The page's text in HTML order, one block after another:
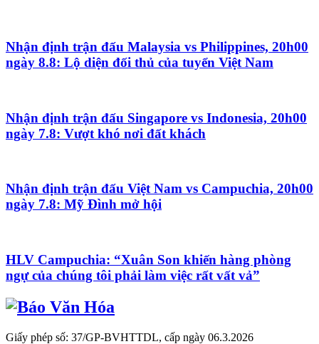
Nhận định trận đấu Malaysia vs Philippines, 20h00
ngày 8.8: Lộ diện đối thủ của tuyển Việt Nam
Nhận định trận đấu Singapore vs Indonesia, 20h00
ngày 7.8: Vượt khó nơi đất khách
Nhận định trận đấu Việt Nam vs Campuchia, 20h00
ngày 7.8: Mỹ Đình mở hội
HLV Campuchia: “Xuân Son khiến hàng phòng
ngự của chúng tôi phải làm việc rất vất vả”
Giấy phép số: 37/GP-BVHTTDL, cấp ngày 06.3.2026